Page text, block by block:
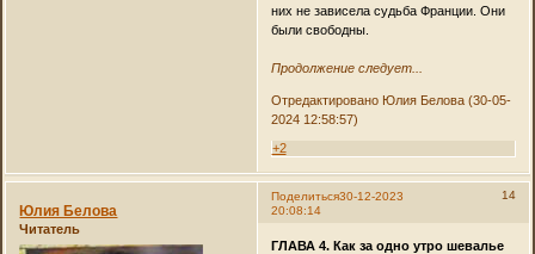
них не зависела судьба Франции. Они
были свободны.
Продолжение следует...
Отредактировано Юлия Белова (30-05-
2024 12:58:57)
+2
Поделиться 14
30-12-2023
20:08:14
Юлия Белова
Читатель
ГЛАВА 4. Как за одно утро шевалье